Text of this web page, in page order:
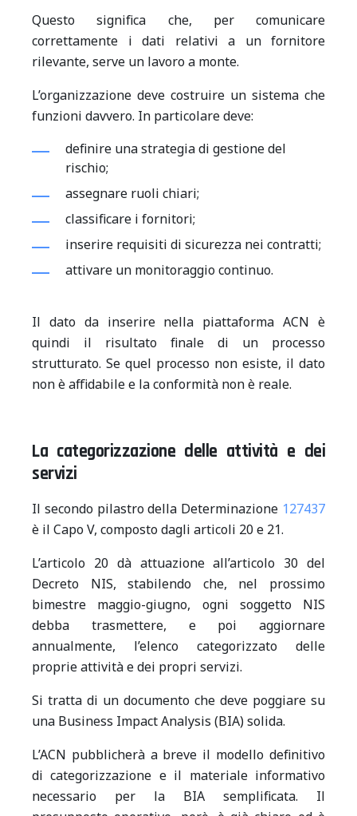
Questo significa che, per comunicare
correttamente i dati relativi a un fornitore
rilevante, serve un lavoro a monte.
L’organizzazione deve costruire un sistema che
funzioni davvero. In particolare deve:
definire una strategia di gestione del
rischio;
assegnare ruoli chiari;
classificare i fornitori;
inserire requisiti di sicurezza nei contratti;
attivare un monitoraggio continuo.
Il dato da inserire nella piattaforma ACN è
quindi il risultato finale di un processo
strutturato. Se quel processo non esiste, il dato
non è affidabile e la conformità non è reale.
La categorizzazione delle attività e dei
servizi
Il secondo pilastro della Determinazione 127437
è il Capo V, composto dagli articoli 20 e 21.
L’articolo 20 dà attuazione all’articolo 30 del
Decreto NIS, stabilendo che, nel prossimo
bimestre maggio-giugno, ogni soggetto NIS
debba trasmettere, e poi aggiornare
annualmente, l’elenco categorizzato delle
proprie attività e dei propri servizi.
Si tratta di un documento che deve poggiare su
una Business Impact Analysis (BIA) solida.
L’ACN pubblicherà a breve il modello definitivo
di categorizzazione e il materiale informativo
necessario per la BIA semplificata. Il